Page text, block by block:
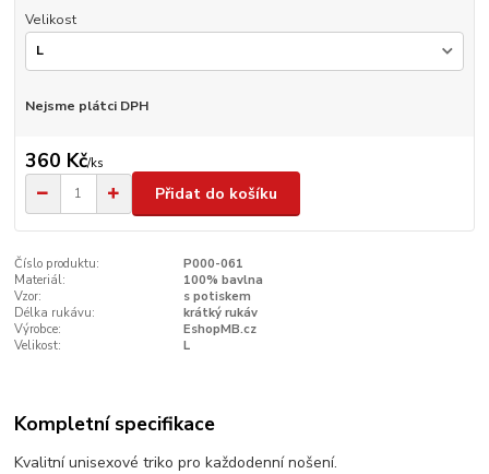
Velikost
Nejsme plátci DPH
360 Kč/ks
Přidat do košíku
Číslo produktu:
P000-061
Materiál:
100% bavlna
Vzor:
s potiskem
Délka rukávu:
krátký rukáv
Výrobce:
EshopMB.cz
Velikost:
L
Kompletní specifikace
Kvalitní unisexové triko pro každodenní nošení.